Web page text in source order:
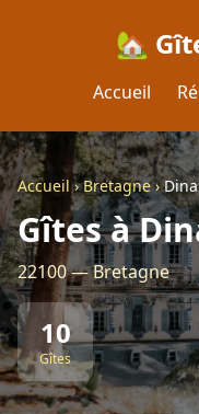
🏡
Accueil
Accueil›Bretagne›
Gîtes à
22100 — Bretagne
10
Gîtes